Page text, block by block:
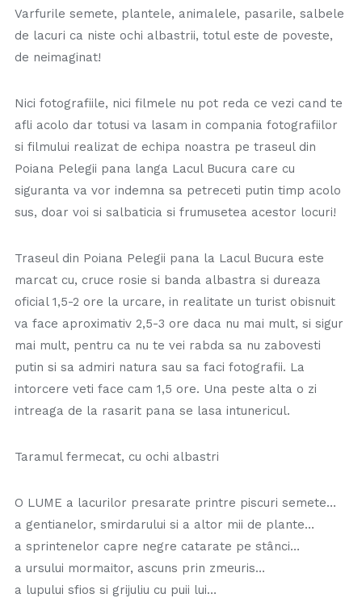
Varfurile semete, plantele, animalele, pasarile, salbele
de lacuri ca niste ochi albastrii, totul este de poveste,
de neimaginat!
Nici fotografiile, nici filmele nu pot reda ce vezi cand te
afli acolo dar totusi va lasam in compania fotografiilor
si filmului realizat de echipa noastra pe traseul din
Poiana Pelegii pana langa Lacul Bucura care cu
siguranta va vor indemna sa petreceti putin timp acolo
sus, doar voi si salbaticia si frumusetea acestor locuri!
Traseul din Poiana Pelegii pana la Lacul Bucura este
marcat cu, cruce rosie si banda albastra si dureaza
oficial 1,5-2 ore la urcare, in realitate un turist obisnuit
va face aproximativ 2,5-3 ore daca nu mai mult, si sigur
mai mult, pentru ca nu te vei rabda sa nu zabovesti
putin si sa admiri natura sau sa faci fotografii. La
intorcere veti face cam 1,5 ore. Una peste alta o zi
intreaga de la rasarit pana se lasa intunericul.
Taramul fermecat, cu ochi albastri
O LUME a lacurilor presarate printre piscuri semete…
a gentianelor, smirdarului si a altor mii de plante…
a sprintenelor capre negre catarate pe stânci…
a ursului mormaitor, ascuns prin zmeuris…
a lupului sfios si grijuliu cu puii lui…